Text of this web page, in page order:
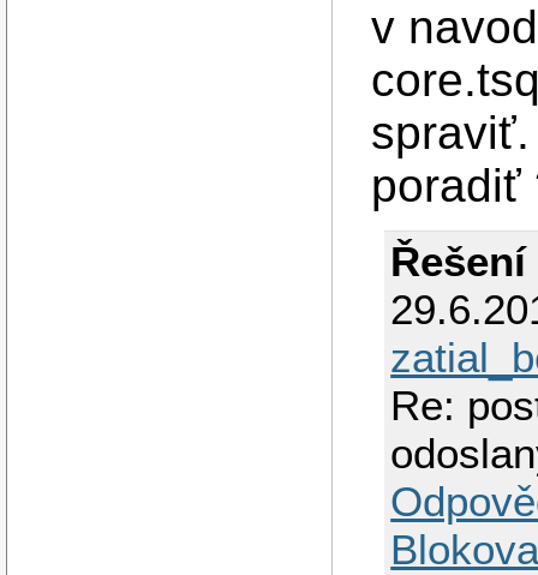
v
poradiť
Řešení
Re: